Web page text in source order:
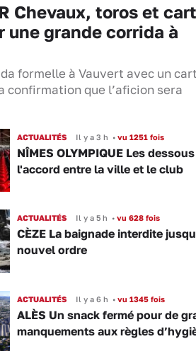
Chevaux, toros et
une grande corrida à
formelle à Vauvert avec un
confirmation que l’aficion sera
ACTUALITÉS Il y a 3 h •vu 1251 fois
NÎMES OLYMPIQUE Les
l'accord entre la ville et le club
ACTUALITÉS Il y a 5 h •vu 628 fois
CÈZE La baignade interdite
nouvel ordre
ACTUALITÉS Il y a 6 h •vu 1345 fois
ALÈS Un snack fermé pour de
manquements aux règles